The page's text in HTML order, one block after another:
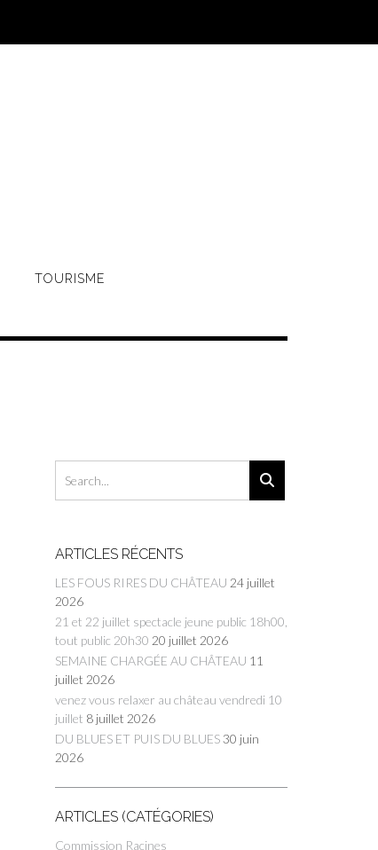
TOURISME
ARTICLES RÉCENTS
LES FOUS RIRES DU CHÂTEAU 24 juillet
2026
21 et 22 juillet spectacle jeune public 18h00,
tout public 20h30 20 juillet 2026
SEMAINE CHARGÉE AU CHÂTEAU 11
juillet 2026
venez vous relaxer au château vendredi 10
juillet 8 juillet 2026
DU BLUES ET PUIS DU BLUES30 juin
2026
ARTICLES (CATÉGORIES)
Commission Racines